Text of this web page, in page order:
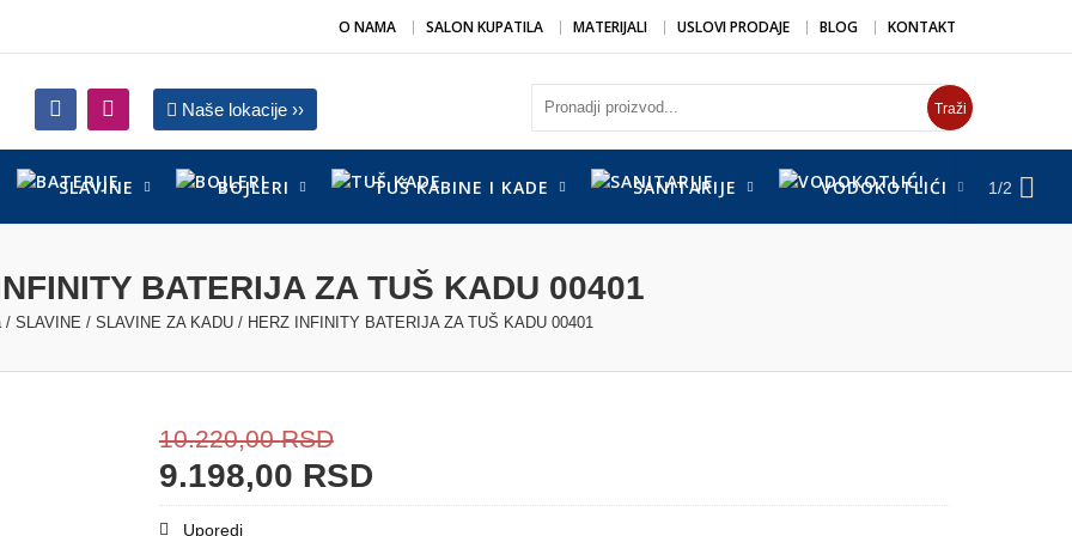
O NAMA SALON KUPATILA MATERIJALI USLOVI PRODAJE BLOG KONTAKT
Naše lokacije ›› Traži
1/2
SLAVINE BOJLERI TUŠ KABINE I KADE SANITARIJE VODOKOTLIĆI
BATERIJA ZA TUŠ KADU 00401
/ SLAVINE / SLAVINE ZA KADU/ HERZ INFINITY BATERIJA ZA TUŠ KADU 00401
10.220,00RSD
9.198,00 RSD
Uporedi